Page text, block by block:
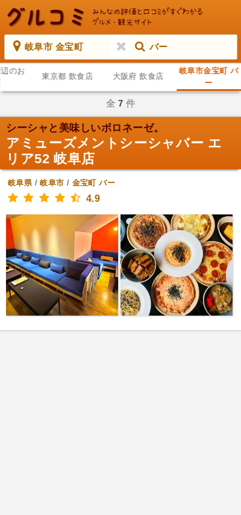
岐阜市 金宝町 バー
のお
東京都 飲食店 大阪府 飲食店
岐阜市金宝町 バ
ー
全 7 件
シーシャと美味しいボロネーゼ。
アミューズメントシーシャバー エ
リア52 岐阜店
岐阜県/岐阜市 / 金宝町 バー
4.9